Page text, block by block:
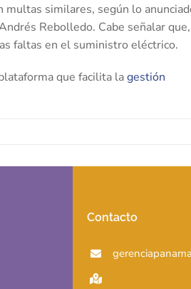
similares, según lo
Rebolledo. Cabe señalar que,
faltas en el suministro eléctrico.
que facilita lagestión
Contacto